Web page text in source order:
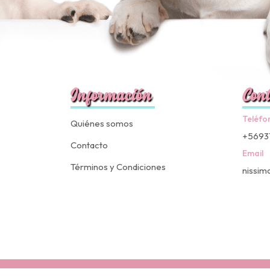
Información
Quiénes somos
Contacto
Términos y Condiciones
Email